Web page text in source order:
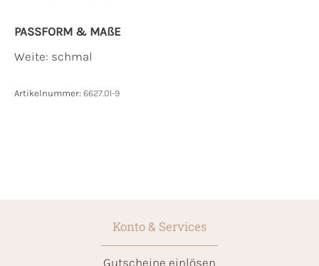
PASSFORM & MAẞE
Weite: schmal
Artikelnummer: 6627.01-9
Konto & Services
Gutscheine einlösen